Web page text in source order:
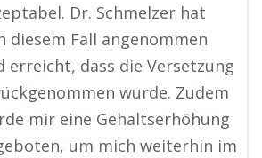
Dr. Schmelzer hat
diesem Fall angenommen
erreicht, dass die Versetzung
wurde. Zudem
mir eine Gehaltserhöhung
um mich weiterhin im